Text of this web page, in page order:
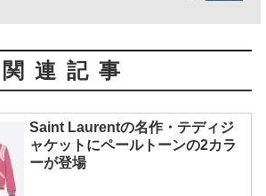
関連記事
Saint Laurentの名作・テディジ
ャケットにペールトーンの2カラ
ーが登場